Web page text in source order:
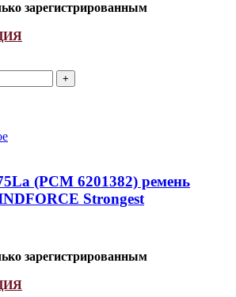
зарегистрированным
(РСМ 6201382) ремень
Strongest
зарегистрированным